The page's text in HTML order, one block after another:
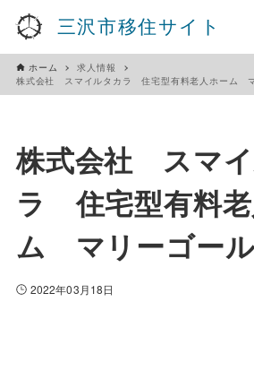
三沢市移住サイト
ホーム
求人情報
株式会社 スマイルタカラ 住宅型有料老人ホーム
株式会社 スマ
ラ 住宅型有料
ム マリーゴー
2022年03月18日